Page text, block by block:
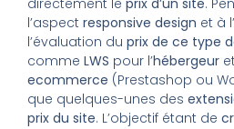
directement le prix d’un site.
l’aspect responsive design et à l’
l’évaluation du prix de ce type
comme LWS pour l’hébergeur
ecommerce (Prestashop ou
que quelques-unes des
prix du site. L’objectif étant de